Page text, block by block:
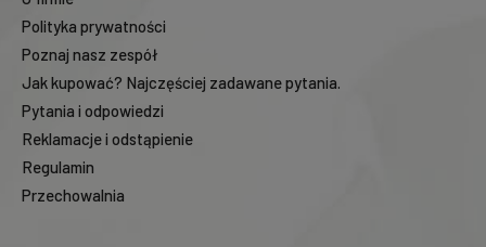
Polityka prywatności
Poznaj nasz zespół
Jak kupować? Najczęściej zadawane pytania.
Pytania i odpowiedzi
Reklamacje i odstąpienie
Regulamin
Przechowalnia